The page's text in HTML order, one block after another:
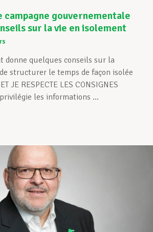
campagne gouvernementale
sur la vie en isolement
donne quelques conseils sur la
structurer le temps de façon isolée
JE RESPECTE LES CONSIGNES
privilégie les informations ...